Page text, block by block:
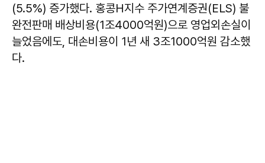
(5.5%) 증가했다. 홍콩H지수 주가연계증권(ELS) 불
완전판매 배상비용(1조4000억원)으로 영업외손실이
늘었음에도, 대손비용이 1년 새 3조1000억원 감소했
다.